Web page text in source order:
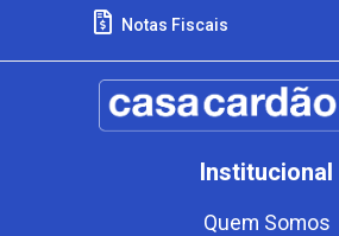
Notas Fiscais
Institucional
Quem Somos